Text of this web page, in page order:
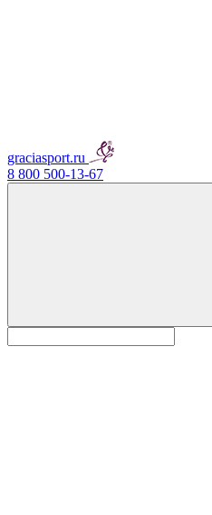
graciasport.ru
8 800 500-13-67